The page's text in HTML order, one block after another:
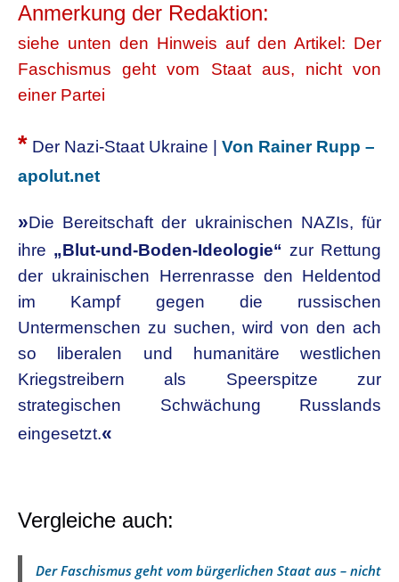
Anmerkung der Redaktion:
siehe unten den Hinweis auf den Artikel: Der
Faschismus geht vom Staat aus, nicht von
einer Partei
* Der Nazi-Staat Ukraine | Von Rainer Rupp –
apolut.net
»Die Bereitschaft der ukrainischen NAZIs, für
ihre „Blut-und-Boden-Ideologie“ zur Rettung
der ukrainischen Herrenrasse den Heldentod
im Kampf gegen die russischen
Untermenschen zu suchen, wird von den ach
so liberalen und humanitäre westlichen
Kriegstreibern als Speerspitze zur
strategischen Schwächung Russlands
eingesetzt.«
Vergleiche auch:
Der Faschismus geht vom bürgerlichen Staat aus – nicht